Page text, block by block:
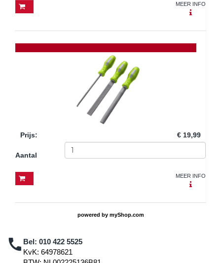
MEER INFO
Prijs: € 19,99
Aantal
MEER INFO
powered by myShop.com
Bel: 010 422 5525
KvK: 64978621